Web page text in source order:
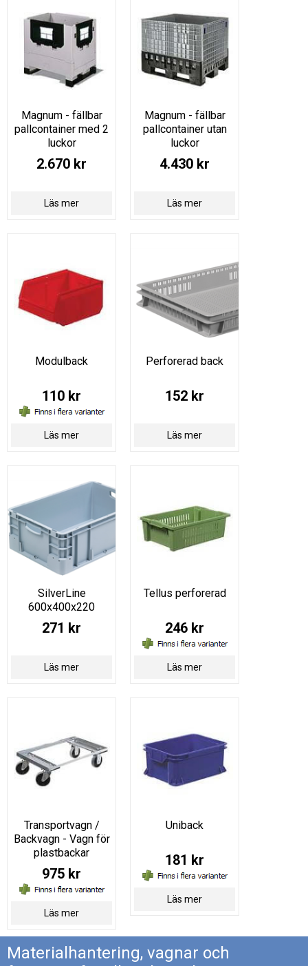
Magnum - fällbar
pallcontainer med 2
luckor
2.670 kr
Läs mer
Magnum - fällbar
pallcontainer utan
luckor
4.430 kr
Läs mer
Modulback
110 kr
Läs mer
Perforerad back
152 kr
Läs mer
SilverLine
600x400x220
271 kr
Läs mer
Tellus perforerad
246 kr
Läs mer
Transportvagn /
Backvagn - Vagn för
plastbackar
975 kr
Läs mer
Uniback
181 kr
Läs mer
Materialhantering, vagnar och